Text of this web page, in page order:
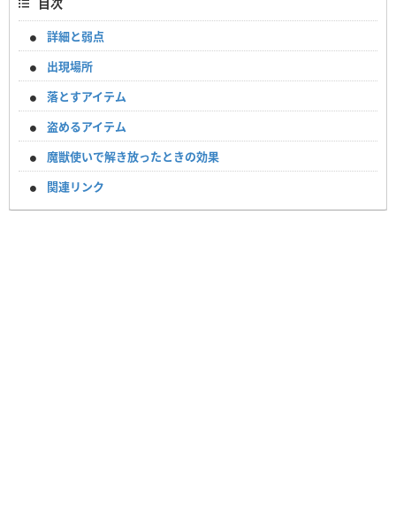
目次
詳細と弱点
出現場所
落とすアイテム
盗めるアイテム
魔獣使いで解き放ったときの効果
関連リンク